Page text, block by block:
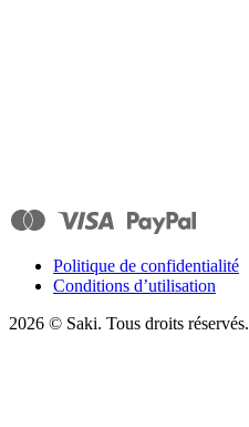
Politique de confidentialité
Conditions d’utilisation
2026 © Saki. Tous droits réservés.